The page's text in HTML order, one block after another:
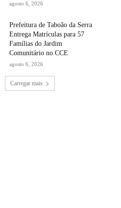
agosto 6, 2026
Prefeitura de Taboão da Serra
Entrega Matrículas para 57
Famílias do Jardim
Comunitário no CCE
agosto 6, 2026
Carregar mais